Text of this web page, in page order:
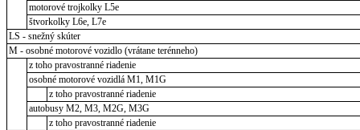
motorové trojkolky L5e
štvorkolky L6e, L7e
LS - snežný skúter
M - osobné motorové vozidlo (vrátane terénneho)
z toho pravostranné riadenie
osobné motorové vozidlá M1, M1G
z toho pravostranné riadenie
autobusy M2, M3, M2G, M3G
z toho pravostranné riadenie